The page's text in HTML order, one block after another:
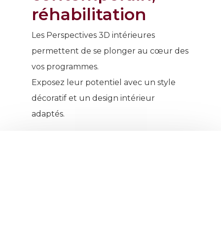
réhabilitation
Les Perspectives 3D intérieures
permettent de se plonger au cœur des
vos programmes.
Exposez leur potentiel avec un style
décoratif et un design intérieur
adaptés.